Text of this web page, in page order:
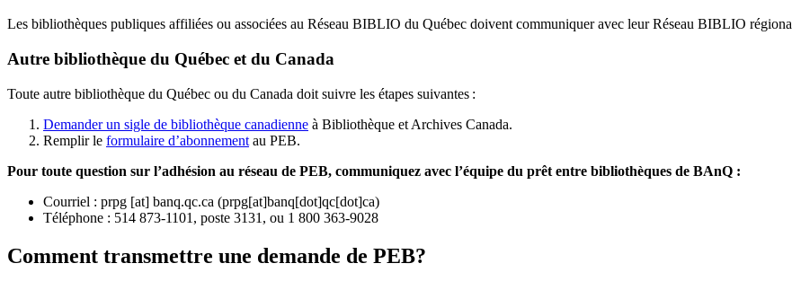
Les bibliothèques publiques affiliées ou associées au Réseau BIBLIO du Québec doivent communiquer avec leur Réseau BIBLIO
Autre bibliothèque du Québec et du Canada
Toute autre bibliothèque du Québec ou du Canada doit suivre les étapes suivantes :
Demander un sigle de bibliothèque canadienne à Bibliothèque et Archives Canada.
Remplir le formulaire d’abonnement au PEB.
Pour toute question sur l’adhésion au réseau de PEB, communiquez avec l’équipe du prêt entre bibliothèques de BAnQ :
Courriel : prpg [at] banq.qc.ca (prpg[at]banq[dot]qc[dot]ca)
Téléphone : 514 873-1101, poste 3131, ou 1 800 363-9028
Comment transmettre une demande de PEB?